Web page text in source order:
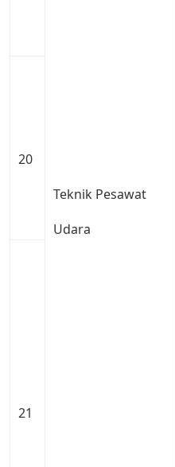
Teknik Pesawat
Udara
20
21